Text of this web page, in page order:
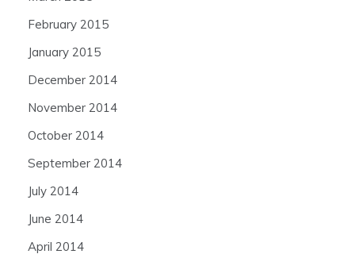
February 2015
January 2015
December 2014
November 2014
October 2014
September 2014
July 2014
June 2014
April 2014